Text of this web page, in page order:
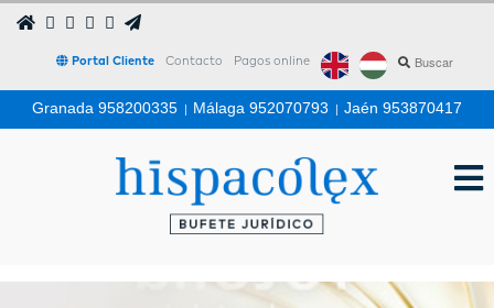
Portal Cliente Contacto Pagos online
Granada 958200335 | Málaga 952070793 | Jaén 953870417